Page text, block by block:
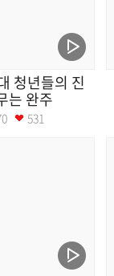
청년들의 진
는 완주
531